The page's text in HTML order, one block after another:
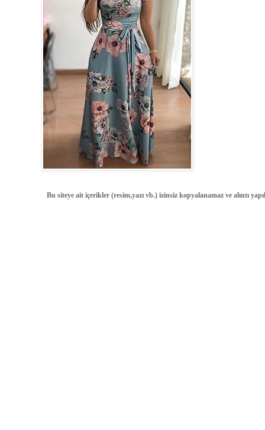
Bu siteye ait içerikler (resim,yazı vb.) izinsiz kopyalanamaz ve alıntı